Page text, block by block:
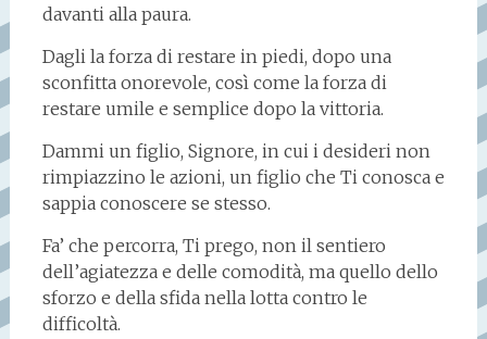
davanti alla paura.
Dagli la forza di restare in piedi, dopo una
sconfitta onorevole, così come la forza di
restare umile e semplice dopo la vittoria.
Dammi un figlio, Signore, in cui i desideri non
rimpiazzino le azioni, un figlio che Ti conosca e
sappia conoscere se stesso.
Fa’ che percorra, Ti prego, non il sentiero
dell’agiatezza e delle comodità, ma quello dello
sforzo e della sfida nella lotta contro le
difficoltà.